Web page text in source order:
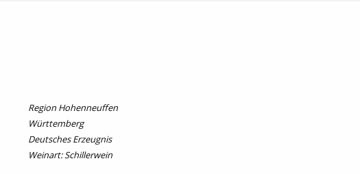
Region Hohenneuffen
Württemberg
Deutsches Erzeugnis
Weinart: Schillerwein